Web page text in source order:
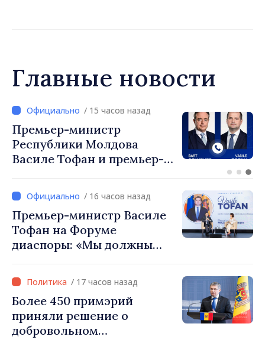
Главные новости
/ 14 часов назад
Перспективы молдавско-
турецкого сотрудничества
обсудили премьер-
посол Турции Уйгар
Мустафа Сертел/ 16 часов назад
Премьер-министр Василе
Тофан на Форуме
диаспоры: «Мы должны
уверенность в том, что
Республика Молдова
движется в правильном
направлении»
/ 17 часов назад
Более 450 примэрий
приняли решение о
добровольном